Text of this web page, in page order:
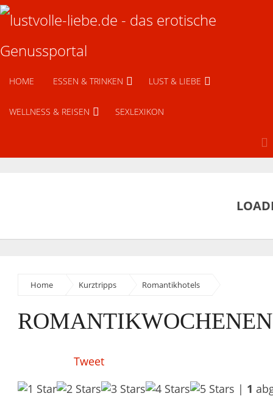
HOME ESSEN & TRINKEN LUST & LIEBE
WELLNESS & REISEN SEXLEXIKON
Home Kurztripps Romantikhotels
Tweet
| 1